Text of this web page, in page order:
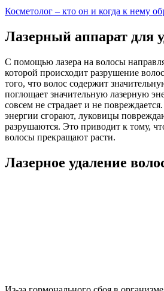
Косметолог – кто он и когда к нему
Лазерный аппарат для
С помощью лазера на волосы
которой происходит разрушение
того, что волос содержит
поглощает значительную лазерную
совсем не страдает и не
энергии сгорают, луковицы
разрушаются. Это приводит к тому,
волосы прекращают расти.
Лазерное удаление